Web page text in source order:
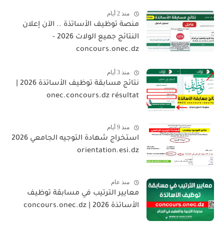
منذ 2 أيام
منصة توظيف الأساتذة .. الآن إعلان
النتائج جميع الولات 2026 -
concours.onec.dz
منذ 3 أيام
نتائج مسابقة توظيف الأساتذة 2026 |
onec.concours.dz résultat
منذ 9 أيام
استخراج شهادة التوجيه الجامعي 2026
orientation.esi.dz
منذ عام
معايير الترتيب في مسابقة توظيف
الأساتذة 2026 | concours.onec.dz